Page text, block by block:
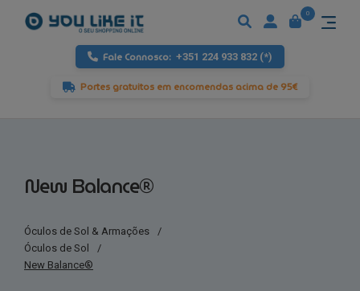
Fale Connosco: +351 224 933 832 (*)
Portes gratuitos em encomendas acima de 95€
0
New Balance®
Óculos de Sol & Armações
/
Óculos de Sol
/
New Balance®